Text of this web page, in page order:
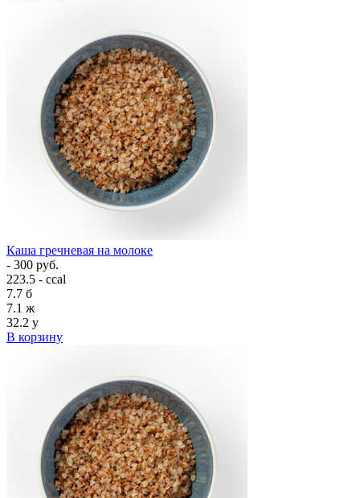
Каша гречневая на молоке
- 300 руб.
223.5 - ccal
7.7 б
7.1 ж
32.2 у
В корзину